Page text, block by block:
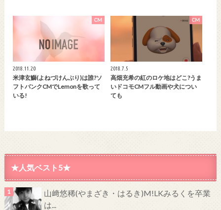
CM
2018.11.20
米津玄鰤(よねづけんぶり)は誰?ソ
フトバンクCMでLemonを歌って
いる!
CM
2018.7.5
高畑充希の紅のロケ地はどこ?うま
いドコモCMフル動画や犬につい
ても
★人気ベスト5★
山﨑悠稀(やまざき・はるき)M!LKみるくを卒業
は...